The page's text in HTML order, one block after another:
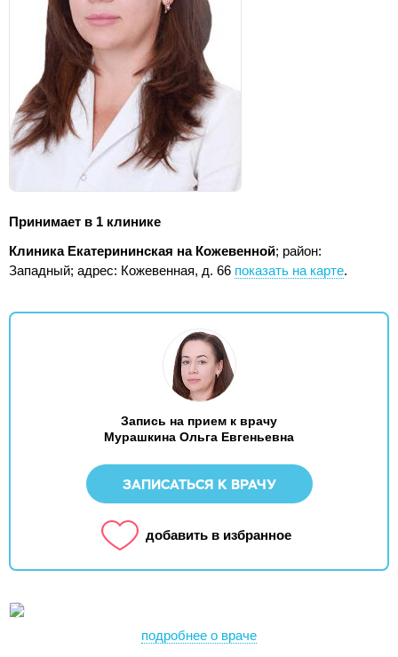
Принимает в 1 клинике
Клиника Екатерининская на Кожевенной; район:
Западный; адрес: Кожевенная, д. 66 показать на карте.
Запись на прием к врачу
Мурашкина Ольга Евгеньевна
ЗАПИСАТЬСЯ К ВРАЧУ
добавить в избранное
подробнее о враче